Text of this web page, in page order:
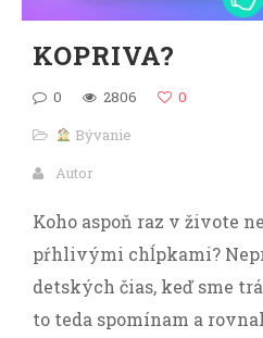
KOPRIVA?
0 2806
0
Bývanie
Autor
Koho aspoň raz v živote
pŕhlivými chĺpkami?
detských čias, keď sme
to teda spomínam a